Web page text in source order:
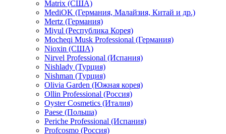
Matrix (США)
MediOK (Германия, Малайзия, Китай и др.)
Mertz (Германия)
Miyul (Республика Корея)
Mocheqi Musk Professional (Германия)
Nioxin (США)
Nirvel Professional (Испания)
Nishlady (Турция)
Nishman (Турция)
Olivia Garden (Южная корея)
Ollin Professional (Россия)
Oyster Cosmetics (Италия)
Paese (Польша)
Periche Professional (Испания)
Profcosmo (Россия)